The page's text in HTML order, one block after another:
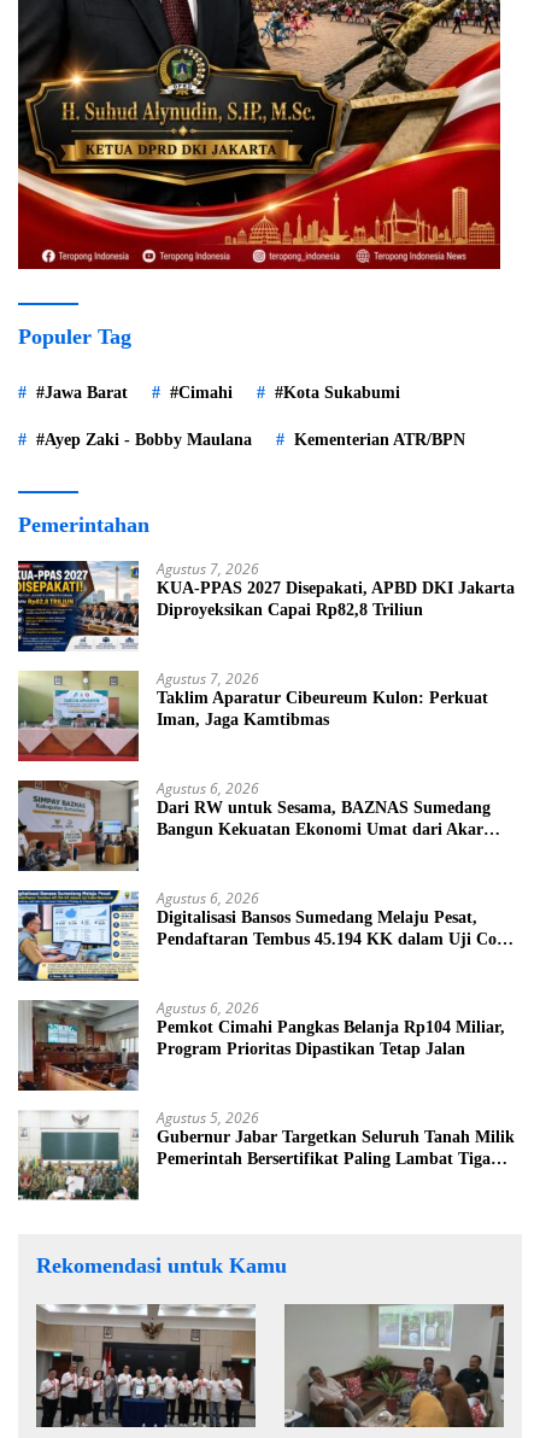
Populer Tag
#Jawa Barat #Cimahi #Kota Sukabumi
#Ayep Zaki - Bobby Maulana Kementerian ATR/BPN
Pemerintahan
Agustus 7, 2026
KUA-PPAS 2027 Disepakati, APBD DKI Jakarta
Diproyeksikan Capai Rp82,8 Triliun
Agustus 7, 2026
Taklim Aparatur Cibeureum Kulon: Perkuat
Iman, Jaga Kamtibmas
Agustus 6, 2026
Dari RW untuk Sesama, BAZNAS Sumedang
Bangun Kekuatan Ekonomi Umat dari Akar
Agustus 6, 2026
Digitalisasi Bansos Sumedang Melaju Pesat,
Pendaftaran Tembus 45.194 KK dalam Uji Coba
Agustus 6, 2026
Pemkot Cimahi Pangkas Belanja Rp104 Miliar,
Program Prioritas Dipastikan Tetap Jalan
Agustus 5, 2026
Gubernur Jabar Targetkan Seluruh Tanah Milik
Pemerintah Bersertifikat Paling Lambat Tiga
Rekomendasi untuk Kamu